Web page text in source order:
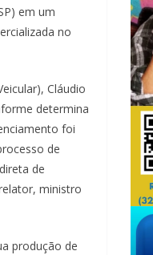
em um
no
Cláudio
determina
foi
de
de
ministro
produção de